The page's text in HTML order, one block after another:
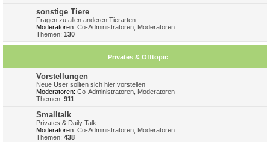
sonstige Tiere
Fragen zu allen anderen Tierarten
Moderatoren: Co-Administratoren Moderatoren
Themen: 130
Privates & Offtopic
Vorstellungen
Neue User sollten sich hier vorstellen
Moderatoren: Co-Administratoren Moderatoren
Themen: 911
Smalltalk
Privates & Daily Talk
Moderatoren: Co-Administratoren Moderatoren
Themen: 438